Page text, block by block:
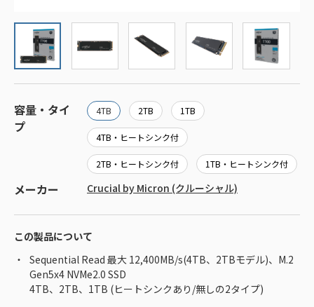
容量・タイ
プ
4TB 2TB 1TB
4TB・ヒートシンク付
2TB・ヒートシンク付 1TB・ヒートシンク付
メーカー Crucial by Micron (クルーシャル)
この製品について
Sequential Read 最大 12,400MB/s(4TB、2TBモデル)、M.2
Gen5x4 NVMe2.0 SSD
4TB、2TB、1TB (ヒートシンクあり/無しの2タイプ)